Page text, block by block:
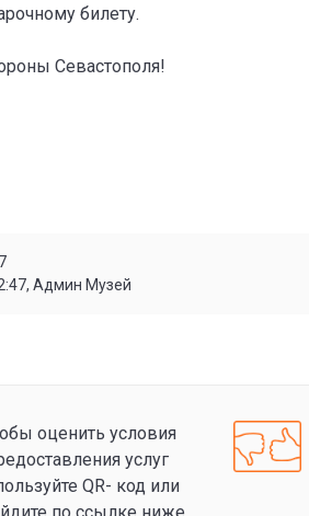
билету.
Севастополя!
Админ Музей
оценить условия
услуг
QR- код или